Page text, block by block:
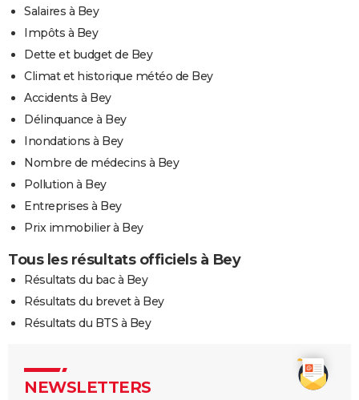
Salaires à Bey
Impôts à Bey
Dette et budget de Bey
Climat et historique météo de Bey
Accidents à Bey
Délinquance à Bey
Inondations à Bey
Nombre de médecins à Bey
Pollution à Bey
Entreprises à Bey
Prix immobilier à Bey
Tous les résultats officiels à Bey
Résultats du bac à Bey
Résultats du brevet à Bey
Résultats du BTS à Bey
NEWSLETTERS